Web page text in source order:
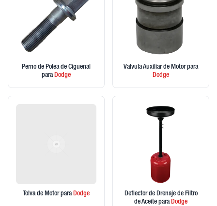
Perno de Polea de Ciguenal
paraDodge
Valvula Auxiliar de Motor para
Dodge
Tolva de Motor paraDodge
Deflector de Drenaje de Filtro
de Aceite paraDodge